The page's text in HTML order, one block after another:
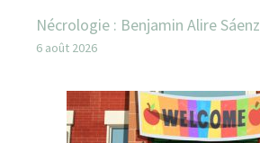
Nécrologie : Benjamin Alire Sáenz
6 août 2026